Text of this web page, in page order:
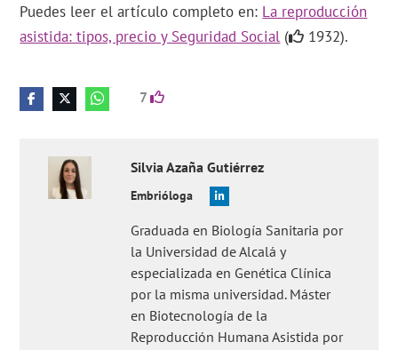
Puedes leer el artículo completo en: La reproducción
asistida: tipos, precio y Seguridad Social ( 1932).
7
Silvia Azaña Gutiérrez
Embrióloga
Graduada en Biología Sanitaria por
la Universidad de Alcalá y
especializada en Genética Clínica
por la misma universidad. Máster
en Biotecnología de la
Reproducción Humana Asistida por